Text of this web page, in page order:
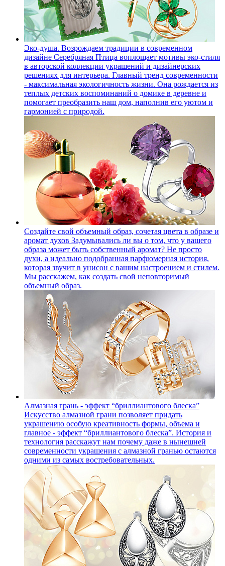
Эко-душа. Возрождаем традиции в современном
дизайне Серебряная Птица воплощает мотивы эко-стиля
в авторской коллекции украшений и дизайнерских
решениях для интерьера. Главный тренд современности
- максимальная экологичность жизни. Она рождается из
теплых детских воспоминаний о домике в деревне и
помогает преобразить наш дом, наполнив его уютом и
гармонией с природой.
Создайте свой объемный образ, сочетая цвета в образе и
аромат духов Задумывались ли вы о том, что у вашего
образа может быть собственный аромат? Не просто
духи, а идеально подобранная парфюмерная история,
которая звучит в унисон с вашим настроением и стилем.
Мы расскажем, как создать свой неповторимый
объемный образ.
Алмазная грань - эффект “бриллиантового блеска”
Искусство алмазной грани позволяет придать
украшению особую креативность формы, объема и
главное - эффект “бриллиантового блеска”. История и
технология расскажут нам почему даже в нынешней
современности украшения с алмазной гранью остаются
одними из самых востребовательных.